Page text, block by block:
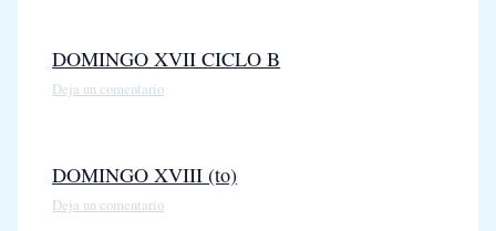
DOMINGO XVII CICLO B
Deja un comentario
DOMINGO XVIII (to)
Deja un comentario